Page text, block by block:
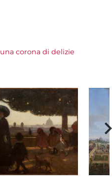
corona di delizie